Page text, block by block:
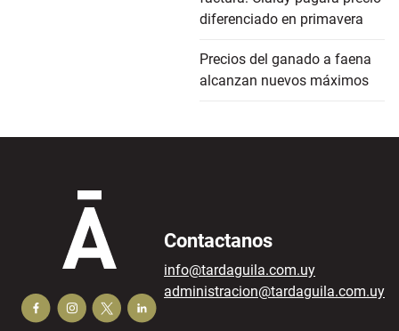
diferenciado en primavera
Precios del ganado a faena
alcanzan nuevos máximos
Contactanos
info@tardaguila.com.uy
administracion@tardaguila.com.uy